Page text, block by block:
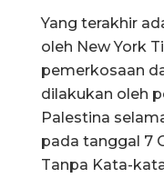
Yang terakhir
oleh New York
pemerkosaan
dilakukan oleh
Palestina
pada tanggal 7
Tanpa Kata-